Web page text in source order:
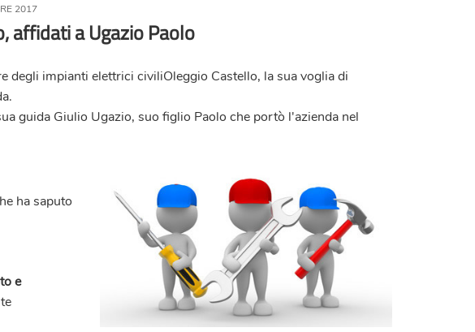
2017
affidati a Ugazio Paolo
degli impianti elettrici civiliOleggio Castello, la sua voglia di
guida Giulio Ugazio, suo figlio Paolo che portò l'azienda nel
ha saputo
e